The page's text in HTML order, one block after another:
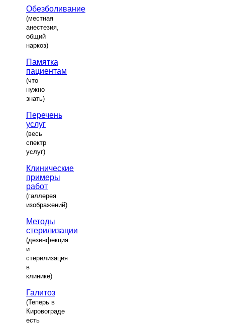
Обезболивание
(местная
анестезия,
общий
наркоз)
Памятка
пациентам
(что
нужно
знать)
Перечень
услуг
(весь
спектр
услуг)
Клинические
примеры
работ
(галлерея
изображений)
Методы
стерилизации
(дезинфекция
и
стерилизация
в
клинике)
Галитоз
(Теперь в
Кировограде
есть